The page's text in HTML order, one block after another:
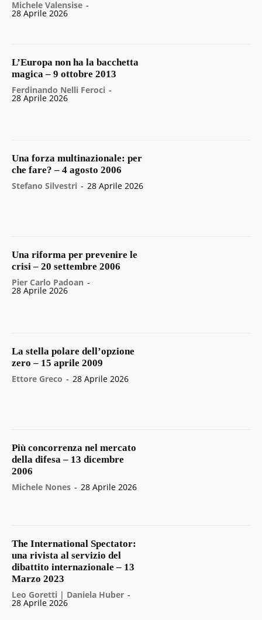
Michele Valensise -
28 Aprile 2026
L’Europa non ha la bacchetta
magica – 9 ottobre 2013
Ferdinando Nelli Feroci -
28 Aprile 2026
Una forza multinazionale: per
che fare? – 4 agosto 2006
Stefano Silvestri - 28 Aprile 2026
Una riforma per prevenire le
crisi – 20 settembre 2006
Pier Carlo Padoan -
28 Aprile 2026
La stella polare dell’opzione
zero – 15 aprile 2009
Ettore Greco - 28 Aprile 2026
Più concorrenza nel mercato
della difesa – 13 dicembre
2006
Michele Nones - 28 Aprile 2026
The International Spectator:
una rivista al servizio del
dibattito internazionale – 13
Marzo 2023
Leo Goretti | Daniela Huber -
28 Aprile 2026